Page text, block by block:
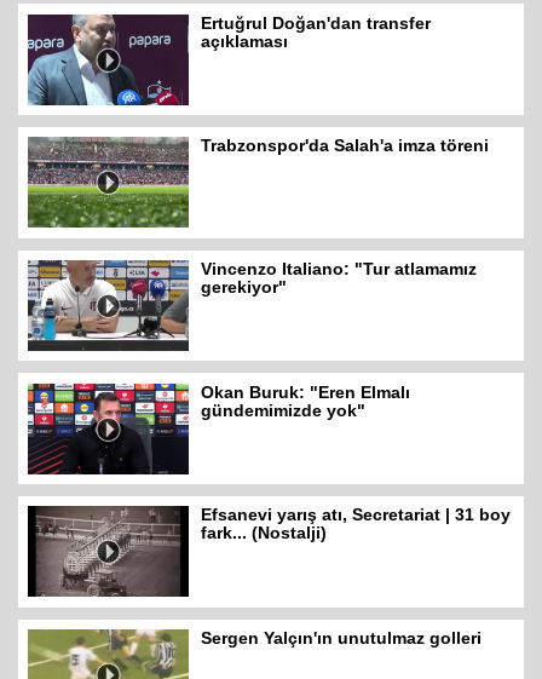
Ertuğrul Doğan'dan transfer
açıklaması
Trabzonspor'da Salah'a imza töreni
Vincenzo Italiano: "Tur atlamamız
gerekiyor"
Okan Buruk: "Eren Elmalı
gündemimizde yok"
Efsanevi yarış atı, Secretariat | 31 boy
fark... (Nostalji)
Sergen Yalçın'ın unutulmaz golleri